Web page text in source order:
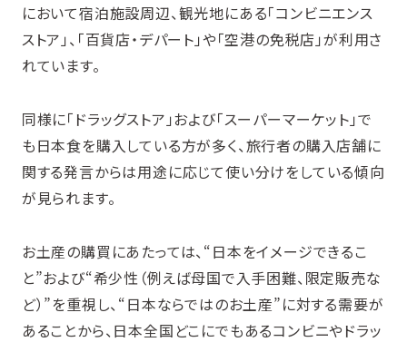
において宿泊施設周辺、観光地にある「コンビニエンス
ストア」、「百貨店・デパート」や「空港の免税店」が利用さ
れています。
同様に「ドラッグストア」および「スーパーマーケット」で
も日本食を購入している方が多く、旅行者の購入店舗に
関する発言からは用途に応じて使い分けをしている傾向
が見られます。
お土産の購買にあたっては、“日本をイメージできるこ
と”および“希少性（例えば母国で入手困難、限定販売な
ど）”を重視し、“日本ならではのお土産”に対する需要が
あることから、日本全国どこにでもあるコンビニやドラッ